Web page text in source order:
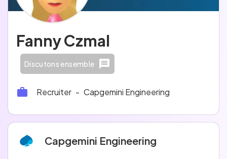
Fanny Czmal
Discutons ensemble
Recruiter - Capgemini Engineering
Capgemini Engineering